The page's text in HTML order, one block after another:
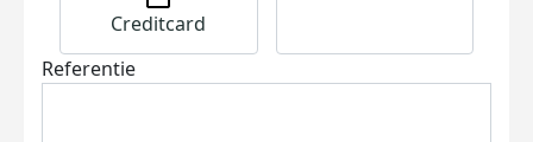
Creditcard
Referentie